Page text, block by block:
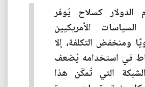
الدولار كسلاح يُوفر
الأمريكيين
ومنخفض التكلفة، إلا
في استخدامه يُضعف
التي تُمكّن هذا